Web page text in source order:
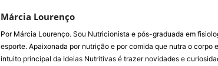
Márcia Lourenço
Por Márcia Lourenço. Sou Nutricionista e pós-graduada em
esporte. Apaixonada por nutrição e por comida que nutra o corpo
intuito principal da Ideias Nutritivas é trazer novidades e